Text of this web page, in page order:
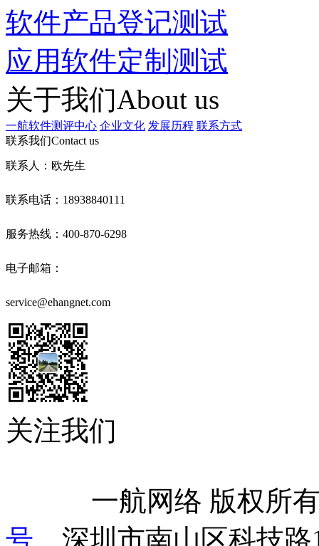
软件产品登记测试
应用软件定制测试
关于我们About us
一航软件测评中心 企业文化 发展历程 联系方式
联系我们Contact us
联系人：欧先生
联系电话：18938840111
服务热线：400-870-6298
电子邮箱：
service@ehangnet.com
关注我们
一航网络 版
号
深圳市南山区科技